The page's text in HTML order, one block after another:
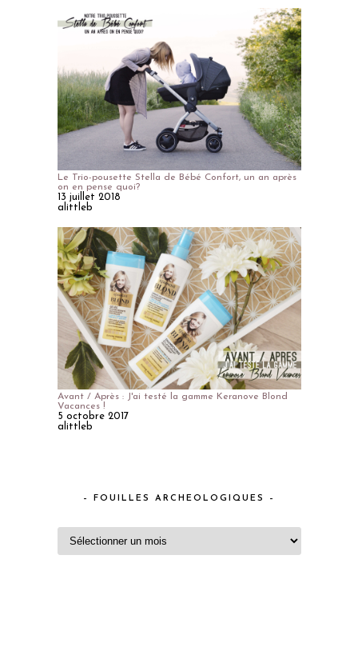
Le Trio-pousette Stella de Bébé Confort, un an après
on en pense quoi?
13 juillet 2018
alittleb
Avant / Après : J'ai testé la gamme Keranove Blond
Vacances !
5 octobre 2017
alittleb
– FOUILLES ARCHEOLOGIQUES –